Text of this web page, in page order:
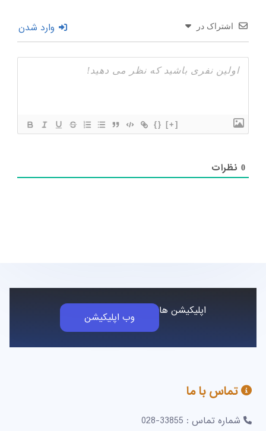
اشتراک در وارد شدن
{} [+]
0 نظرات
اپلیکیشن ها وب اپلیکیشن
تماس با ما
شماره تماس : 33855-028